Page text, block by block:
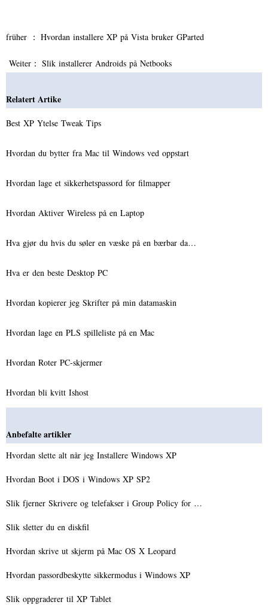
früher ： Hvordan installere XP på Vista bruker GParted
Weiter： Slik installerer Androids på Netbooks
Relatert Artike
Best XP Ytelse Tweak Tips
Hvordan du bytter fra Mac til Windows ved oppstart
Hvordan lage et sikkerhetspassord for filmapper
Hvordan Aktiver Wireless på en Laptop
Hva gjør du hvis du søler en væske på en bærbar da…
Hva er den beste Desktop PC
Hvordan kopierer jeg Skrifter på min datamaskin
Hvordan lage en PLS spilleliste på en Mac
Hvordan Roter PC-skjermer
Hvordan bli kvitt Ishost
Anbefalte artikler
Hvordan slette alt når jeg Installere Windows XP
Hvordan Boot i DOS i Windows XP SP2
Slik fjerner Skrivere og telefakser i Group Policy for …
Slik sletter du en diskfil
Hvordan skrive ut skjerm på Mac OS X Leopard
Hvordan passordbeskytte sikkermodus i Windows XP
Slik oppgraderer til XP Tablet